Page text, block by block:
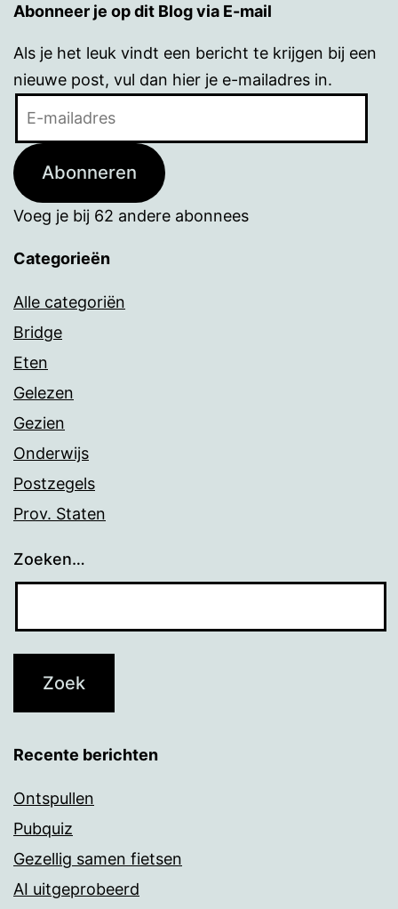
Abonneer je op dit Blog via E-mail
Als je het leuk vindt een bericht te krijgen bij een
nieuwe post, vul dan hier je e-mailadres in.
Abonneren
Voeg je bij 62 andere abonnees
Categorieën
Alle categoriën
Bridge
Eten
Gelezen
Gezien
Onderwijs
Postzegels
Prov. Staten
Zoeken…
Recente berichten
Ontspullen
Pubquiz
Gezellig samen fietsen
AI uitgeprobeerd